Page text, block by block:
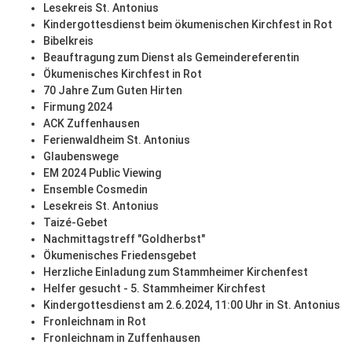
Lesekreis St. Antonius
Kindergottesdienst beim ökumenischen Kirchfest in Rot
Bibelkreis
Beauftragung zum Dienst als Gemeindereferentin
Ökumenisches Kirchfest in Rot
70 Jahre Zum Guten Hirten
Firmung 2024
ACK Zuffenhausen
Ferienwaldheim St. Antonius
Glaubenswege
EM 2024 Public Viewing
Ensemble Cosmedin
Lesekreis St. Antonius
Taizé-Gebet
Nachmittagstreff "Goldherbst"
Ökumenisches Friedensgebet
Herzliche Einladung zum Stammheimer Kirchenfest
Helfer gesucht - 5. Stammheimer Kirchfest
Kindergottesdienst am 2.6.2024, 11:00 Uhr in St. Antonius
Fronleichnam in Rot
Fronleichnam in Zuffenhausen